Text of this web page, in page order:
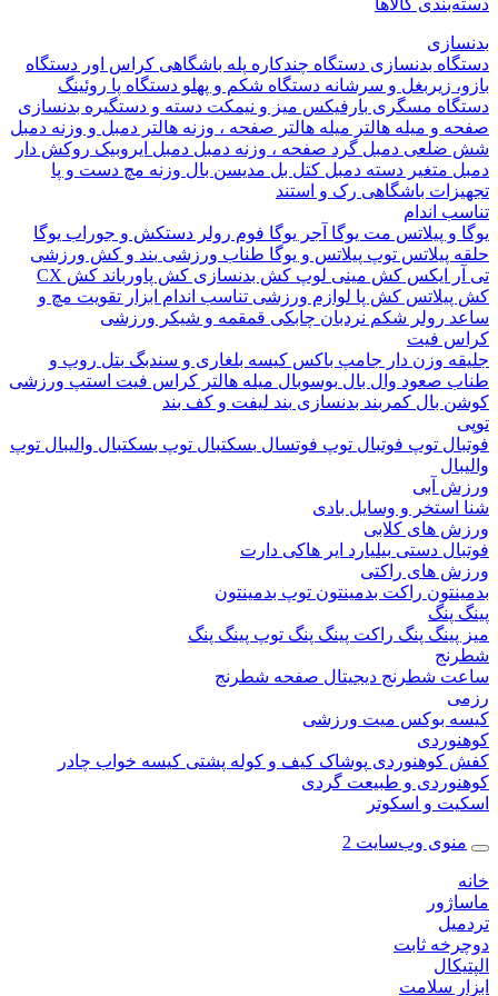
کالاها
بدنسازیدستگاه چندکارهپله باشگاهیکراس اوردستگاه
زیربغل و سرشانه دستگاه شکم و پهلودستگاه پاروئینگ
مسگریبارفیکسمیز و نیمکتدسته و دستگیره بدنسازی
و میله هالتر میله هالتر صفحه ، وزنه هالتر دمبل و وزنه دمبل
دمبل گرد صفحه ، وزنه دمبل دمبل ایروبیک روکش دار
متغیردسته دمبل کتل بلمدیسن بالوزنه مچ دست و پا
باشگاهیرک و استند
اندام
و پیلاتسمت یوگاآجر یوگا فوم رولر دستکش و جوراب یوگا
پیلاتستوپ پیلاتس و یوگاطناب ورزشی بند و کش ورزشی
ایکس کش مینی لوپ کش بدنسازیکش پاورباندکش CX
کش پالوازم ورزشی تناسب اندام ابزار تقویت مچ و
رولر شکم نردبان چابکیقمقمه و شیکر ورزشی
فیت
وزن دارجامپ باکسکیسه بلغاری و سندبگبتل روپ و
صعودوال بال بوسوبالمیله هالتر کراس فیت استپ ورزشی
بالکمربند بدنسازیبند لیفت و کف بند
توپ فوتبالتوپ فوتسالبسکتبالتوپ بسکتبالوالیبال توپ
آبی
و وسایل بادی
های کلابی
دستیبیلیاردایر هاکیدارت
های راکتی
راکت بدمینتونتوپ بدمینتون
پنگ
پنگراکت پینگ پنگتوپ پینگ پنگ
شطرنج دیجیتالصفحه شطرنج
بوکسمیت ورزشی
کوهنوردیپوشاککیف و کوله پشتیکیسه خوابچادر
و طبیعت گردی
و اسکوتر
وب‌سایت 2
ثابت
سلامت